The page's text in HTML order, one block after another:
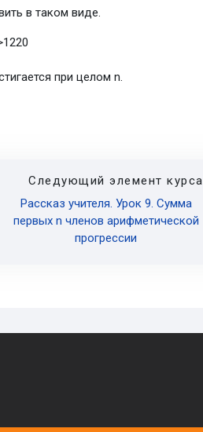
в таком виде.
1220
при целом n.
Следующий элемент курса
Рассказ учителя. Урок 9. Сумма
первых n членов арифметической
прогрессии